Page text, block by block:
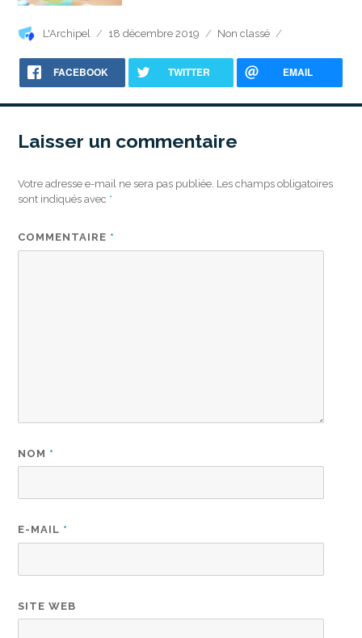
Auteur
L'Archipel
Publié
18 décembre 2019 Catégories
Non classé
FACEBOOK TWITTER EMAIL
Laisser un commentaire
Votre adresse e-mail ne sera pas publiée. Les champs obligatoires
sont indiqués avec *
COMMENTAIRE *
NOM *
E-MAIL *
SITE WEB